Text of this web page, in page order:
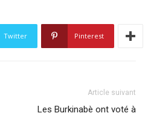
Twitter Pinterest
Article suivant
Les Burkinabè ont voté à